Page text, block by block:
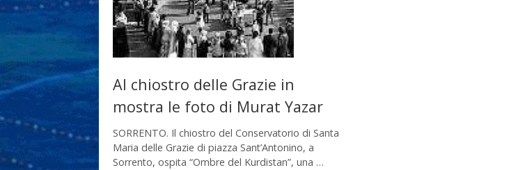
Al chiostro delle Grazie in
mostra le foto di Murat Yazar
SORRENTO. Il chiostro del Conservatorio di Santa
Maria delle Grazie di piazza Sant’Antonino, a
Sorrento, ospita “Ombre del Kurdistan”, una …